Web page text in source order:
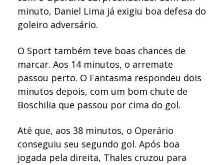
minuto, Daniel Lima já exigiu boa defesa do
goleiro adversário.
O Sport também teve boas chances de
marcar. Aos 14 minutos, o arremate
passou perto. O Fantasma respondeu dois
minutos depois, com um bom chute de
Boschilia que passou por cima do gol.
Até que, aos 38 minutos, o Operário
conseguiu seu segundo gol. Após boa
jogada pela direita, Thales cruzou para